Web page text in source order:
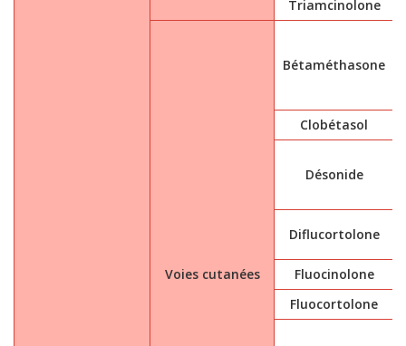
Triamcinolone
Voies cutanées
Bétaméthasone
Clobétasol
Désonide
Diflucortolone
Fluocinolone
Fluocortolone